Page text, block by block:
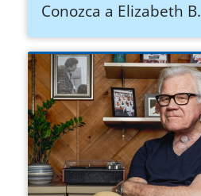
Conozca a Elizabeth B.